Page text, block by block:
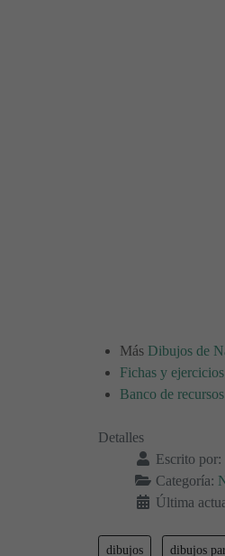
Más Dibujos de
Fichas y
Banco de
Detalles
Escrito por:
Categoría:
Última
dibujos dibujos